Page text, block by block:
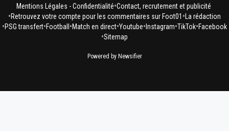
Mentions Légales - Confidentialité•Contact, recrutement et publicité
•Retrouvez votre compte pour les commentaires sur Foot01 •La rédaction
•PSG transfert•Football•Match en direct•Youtube•Instagram•TikTok•Facebook
•Sitemap
Powered by Newsifier